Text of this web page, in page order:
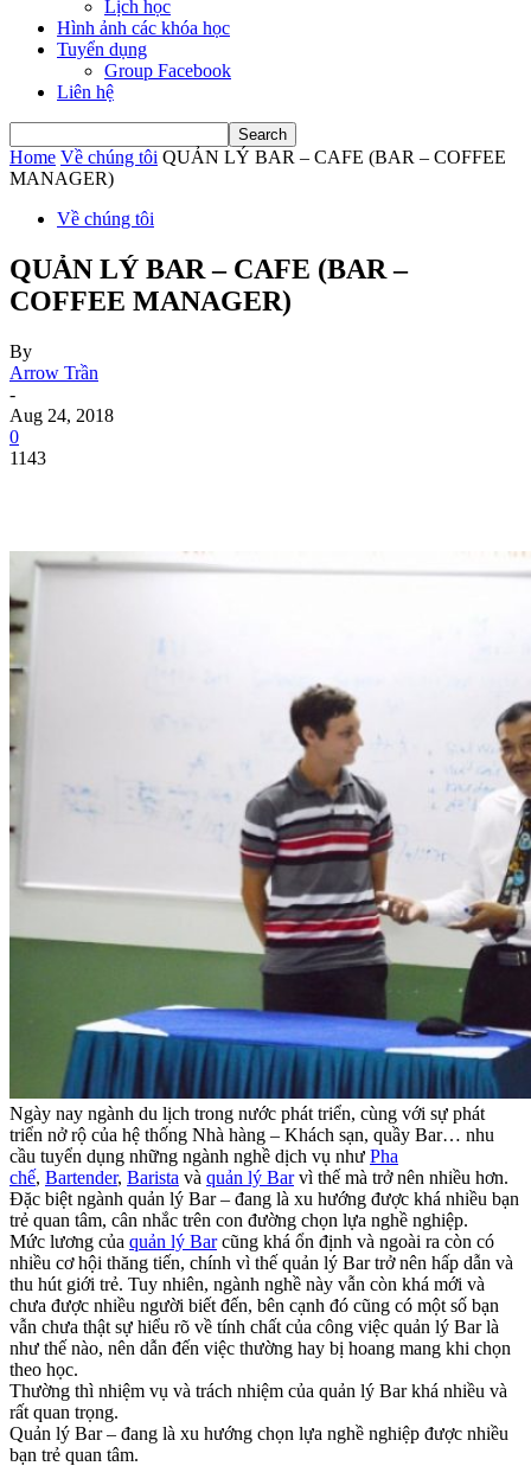
Lịch học
Hình ảnh các khóa học
Tuyển dụng
Group Facebook
Liên hệ
Home Về chúng tôi QUẢN LÝ BAR – CAFE (BAR – COFFEE
MANAGER)
Về chúng tôi
QUẢN LÝ BAR – CAFE (BAR –
COFFEE MANAGER)
By
Arrow Trần
-
Aug 24, 2018
0
1143
Ngày nay ngành du lịch trong nước phát triển, cùng với sự phát
triển nở rộ của hệ thống Nhà hàng – Khách sạn, quầy Bar… nhu
cầu tuyển dụng những ngành nghề dịch vụ như Pha
chế, Bartender, Barista và quản lý Barvì thế mà trở nên nhiều hơn.
Đặc biệt ngành quản lý Bar – đang là xu hướng được khá nhiều bạn
trẻ quan tâm, cân nhắc trên con đường chọn lựa nghề nghiệp.
Mức lương của quản lý Barcũng khá ổn định và ngoài ra còn có
nhiều cơ hội thăng tiến, chính vì thế quản lý Bar trở nên hấp dẫn và
thu hút giới trẻ. Tuy nhiên, ngành nghề này vẫn còn khá mới và
chưa được nhiều người biết đến, bên cạnh đó cũng có một số bạn
vẫn chưa thật sự hiểu rõ về tính chất của công việc quản lý Bar là
như thế nào, nên dẫn đến việc thường hay bị hoang mang khi chọn
theo học.
Thường thì nhiệm vụ và trách nhiệm của quản lý Bar khá nhiều và
rất quan trọng.
Quản lý Bar – đang là xu hướng chọn lựa nghề nghiệp được nhiều
bạn trẻ quan tâm.